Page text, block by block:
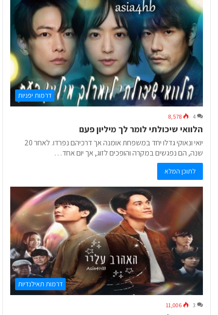
דרמות יפניות
4
8,578
הלוואי שיכולתי לומר לך מיליון פעם
יואי ונאוקי גדלו יחד במשפחת אומנה אך דרכיהם נפרדו. לאחר 20
שנה, הם נפגשים במקרה והופכים לזוג, אך יום אחד…
לתוכן המלא
דרמות תאילנדיות
3
11,006